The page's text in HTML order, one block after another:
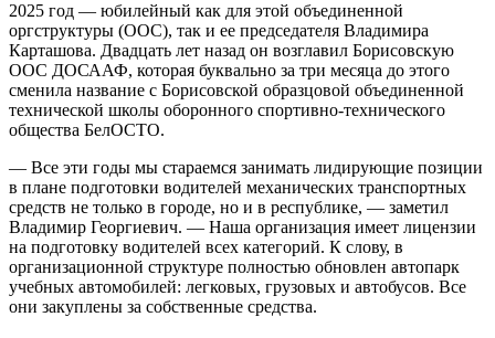
2025 год — юбилейный как для этой объединенной
оргструктуры (ООС), так и ее председателя Владимира
Карташова. Двадцать лет назад он возглавил Борисовскую
ООС ДОСААФ, которая буквально за три месяца до этого
сменила название с Борисовской образцовой объединенной
технической школы оборонного спортивно-технического
общества БелОСТО.
— Все эти годы мы стараемся занимать лидирующие позиции
в плане подготовки водителей механических транспортных
средств не только в городе, но и в республике, — заметил
Владимир Георгиевич. — Наша организация имеет лицензии
на подготовку водителей всех категорий. К слову, в
организационной структуре полностью обновлен автопарк
учебных автомобилей: легковых, грузовых и автобусов. Все
они закуплены за собственные средства.